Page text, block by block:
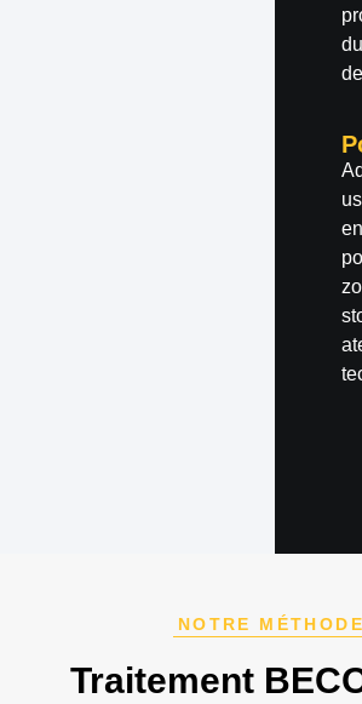
NOTRE MÉTHODE
Traitement